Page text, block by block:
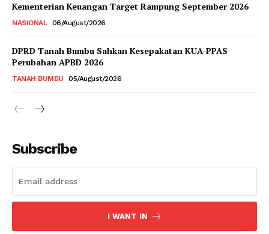
Kementerian Keuangan Target Rampung September 2026
NASIONAL 06/August/2026
DPRD Tanah Bumbu Sahkan Kesepakatan KUA-PPAS
Perubahan APBD 2026
TANAH BUMBU 05/August/2026
Subscribe
I WANT IN